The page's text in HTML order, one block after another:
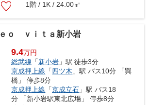
1階 / 1K / 24.00㎡
ｏ ｖｉｔａ新小岩
9.4万円
総武線 「新小岩 」駅 徒歩3分
京成押上線 「四ツ木 」駅 バス10分 「巽
橋」 停歩8分
京成押上線 「京成立石 」駅 バス18
分 「新小岩駅東北広場」 停歩8分